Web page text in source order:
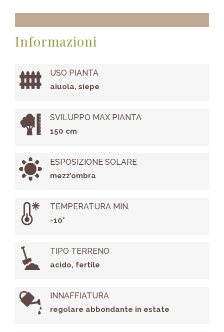
Informazioni
USO PIANTA
aiuola, siepe
SVILUPPO MAX PIANTA
150 cm
ESPOSIZIONE SOLARE
mezz’ombra
TEMPERATURA MIN.
-10°
TIPO TERRENO
acido, fertile
INNAFFIATURA
regolare abbondante in estate